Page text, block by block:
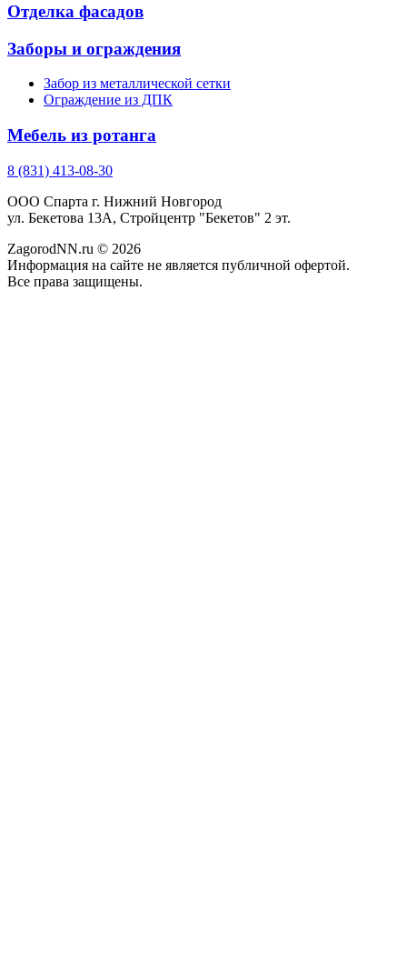
Отделка фасадов
Заборы и ограждения
Забор из металлической сетки
Ограждение из ДПК
Мебель из ротанга
8 (831) 413-08-30
ООО Спарта г. Нижний Новгород
ул. Бекетова 13А, Стройцентр "Бекетов" 2 эт.
ZagorodNN.ru © 2026
Информация на сайте не является публичной офертой.
Все права защищены.